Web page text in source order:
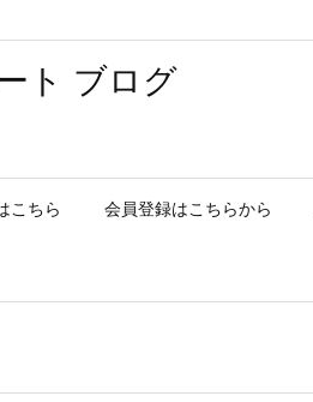
ト ブログ
こちら 会員登録はこちらから